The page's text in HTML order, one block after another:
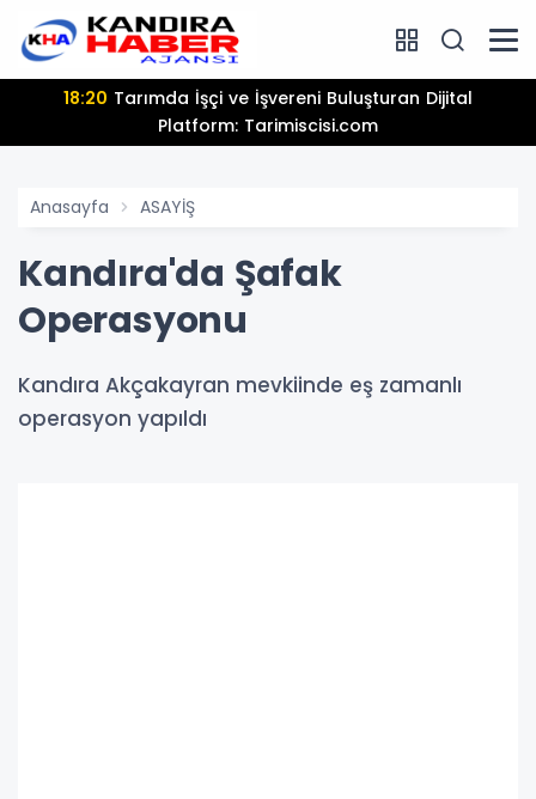
18:20
Platform: Tarimiscisi.com
Anasayfa ASAYİŞ
Kandıra'da Şafak
Operasyonu
Kandıra Akçakayran mevkiinde eş zamanlı
operasyon yapıldı